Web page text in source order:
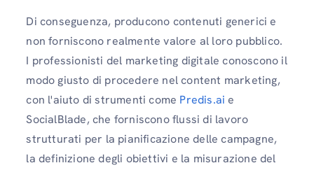
Di conseguenza, producono contenuti generici e
non forniscono realmente valore al loro pubblico.
I professionisti del marketing digitale conoscono il
modo giusto di procedere nel content marketing,
con l'aiuto di strumenti come Predis.ai e
SocialBlade, che forniscono flussi di lavoro
strutturati per la pianificazione delle campagne,
la definizione degli obiettivi e la misurazione del